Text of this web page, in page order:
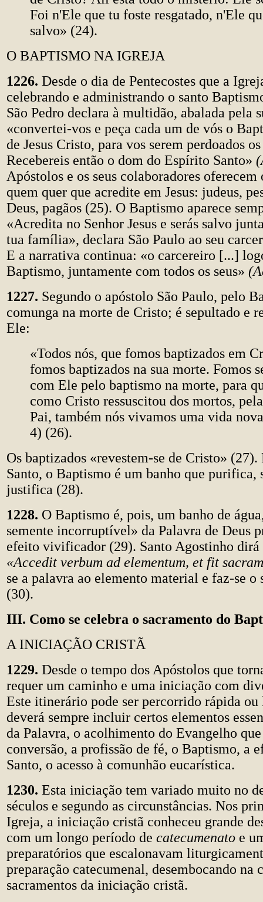
Foi n'Ele que tu foste resgatado, n'Ele
salvo» (24).
O BAPTISMO NA IGREJA
1226. Desde o dia de Pentecostes que a
celebrando e administrando o santo
São Pedro declara à multidão, abalada pela
«convertei-vos e peça cada um de vós o
de Jesus Cristo, para vos serem perdoados
Recebereis então o dom do Espírito Santo»
Apóstolos e os seus colaboradores
quem quer que acredite em Jesus: judeus,
Deus, pagãos (25). O Baptismo aparece
«Acredita no Senhor Jesus e serás salvo
tua família», declara São Paulo ao seu
E a narrativa continua: «o carcereiro [...]
Baptismo, juntamente com todos os seus»
1227. Segundo o apóstolo São Paulo, pelo
comunga na morte de Cristo; é sepultado e
Ele:
«Todos nós, que fomos baptizados em
fomos baptizados na sua morte. Fomos
com Ele pelo baptismo na morte, para
como Cristo ressuscitou dos mortos,
Pai, também nós vivamos uma vida
4) (26).
Os baptizados «revestem-se de Cristo»
Santo, o Baptismo é um banho que purifica,
justifica (28).
1228. O Baptismo é, pois, um banho de
semente incorruptível» da Palavra de Deus
efeito vivificador (29). Santo Agostinho
«Accedit verbum ad elementum, et fit
se a palavra ao elemento material e faz-se o
(30).
III. Como se celebra o sacramento do
A INICIAÇÃO CRISTÃ
1229. Desde o tempo dos Apóstolos que
requer um caminho e uma iniciação com
Este itinerário pode ser percorrido rápida ou
deverá sempre incluir certos elementos
da Palavra, o acolhimento do Evangelho
conversão, a profissão de fé, o Baptismo, a
Santo, o acesso à comunhão eucarística.
1230. Esta iniciação tem variado muito no
séculos e segundo as circunstâncias. Nos
Igreja, a iniciação cristã conheceu grande
com um longo período de catecumenato e
preparatórios que escalonavam
preparação catecumenal, desembocando na
sacramentos da iniciação cristã.